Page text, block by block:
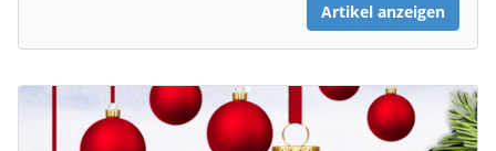
Artikel anzeigen